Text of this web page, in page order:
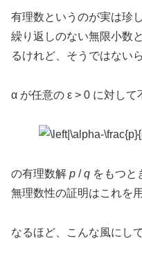
有理数というのが実は珍
繰り返しのない無限小数
るけれど、そうではない
α が任意の ε > 0 に対して
の有理数解 p /q をもつと
無理数性の証明はこれを
なるほど、こんな風にし